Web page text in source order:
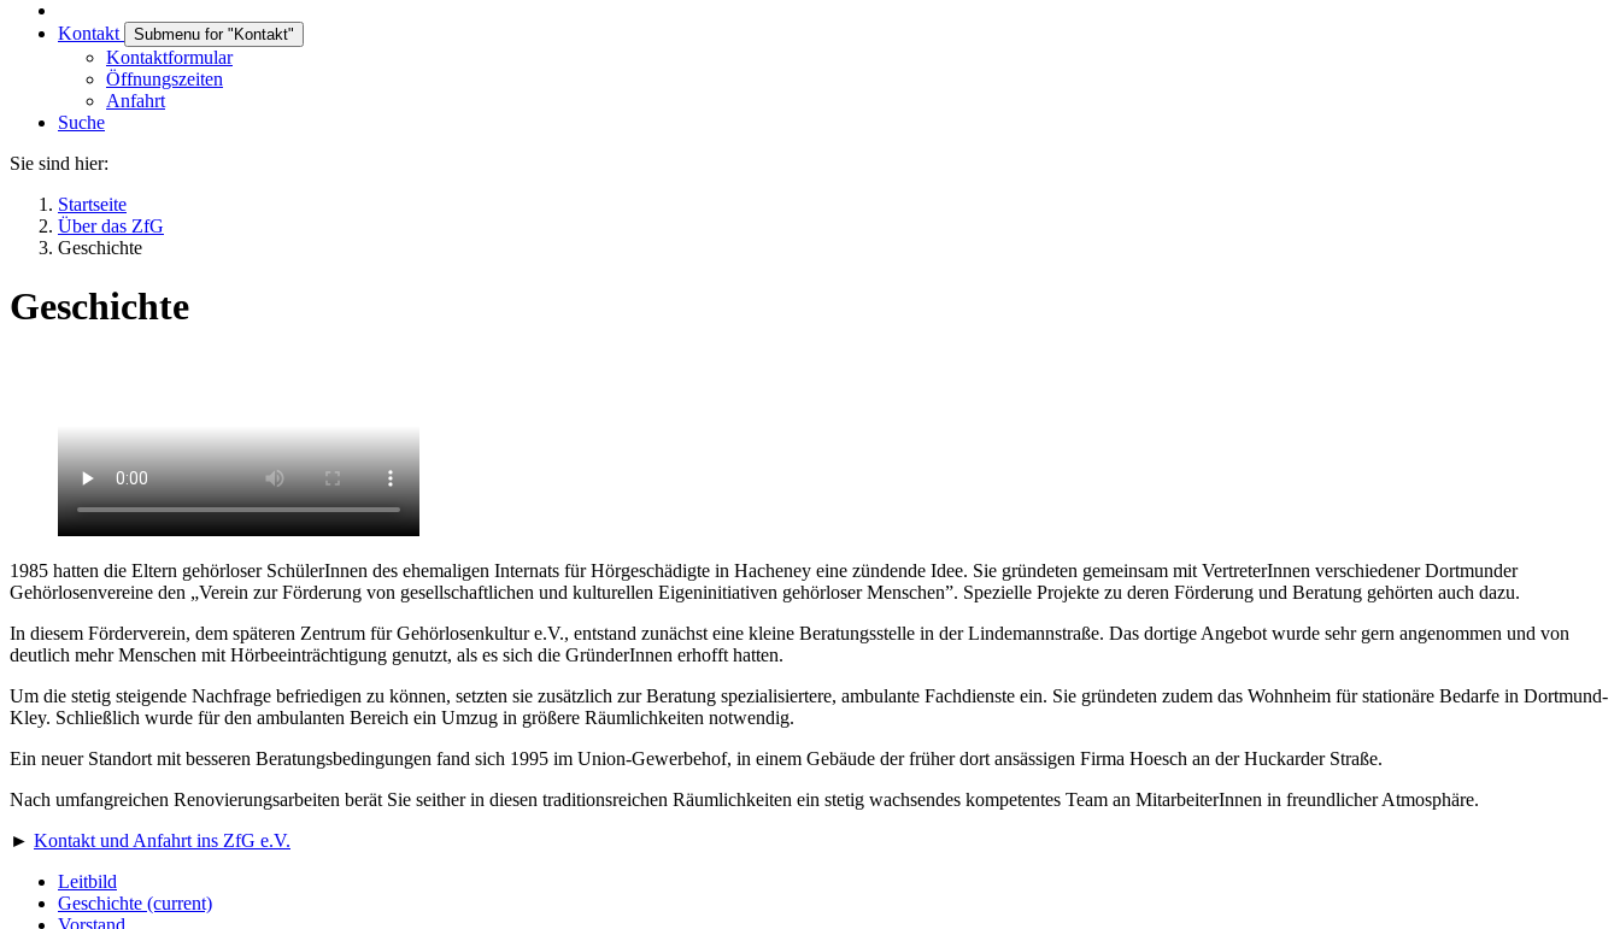
Kontakt Submenu for "Kontakt"
Kontaktformular
Öffnungszeiten
Anfahrt
Suche
Sie sind hier:
Startseite
Über das ZfG
Geschichte
Geschichte
1985 hatten die Eltern gehörloser SchülerInnen des ehemaligen Internats für Hörgeschädigte in Hacheney eine zündende Idee. Sie gründeten gemeinsam mit VertreterInnen verschiedener Dortmunder
Gehörlosenvereine den „Verein zur Förderung von gesellschaftlichen und kulturellen Eigeninitiativen gehörloser Menschen”. Spezielle Projekte zu deren Förderung und Beratung gehörten auch dazu.
In diesem Förderverein, dem späteren Zentrum für Gehörlosenkultur e.V., entstand zunächst eine kleine Beratungsstelle in der Lindemannstraße. Das dortige Angebot wurde sehr gern angenommen und von
deutlich mehr Menschen mit Hörbeeinträchtigung genutzt, als es sich die GründerInnen erhofft hatten.
Um die stetig steigende Nachfrage befriedigen zu können, setzten sie zusätzlich zur Beratung spezialisiertere, ambulante Fachdienste ein. Sie gründeten zudem das Wohnheim für stationäre Bedarfe in Dortmund-
Kley. Schließlich wurde für den ambulanten Bereich ein Umzug in größere Räumlichkeiten notwendig.
Ein neuer Standort mit besseren Beratungsbedingungen fand sich 1995 im Union-Gewerbehof, in einem Gebäude der früher dort ansässigen Firma Hoesch an der Huckarder Straße.
Nach umfangreichen Renovierungsarbeiten berät Sie seither in diesen traditionsreichen Räumlichkeiten ein stetig wachsendes kompetentes Team an MitarbeiterInnen in freundlicher Atmosphäre.
► Kontakt und Anfahrt ins ZfG e.V.
Leitbild
Geschichte (current)
Vorstand